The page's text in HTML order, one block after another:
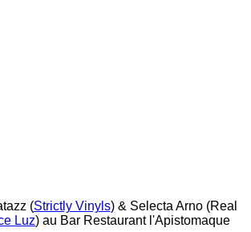
(Strictly Vinyls) & Selecta Arno (Real
Luz) au Bar Restaurant l'Apistomaque